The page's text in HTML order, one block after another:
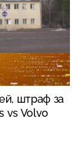
штраф за
vs Volvo